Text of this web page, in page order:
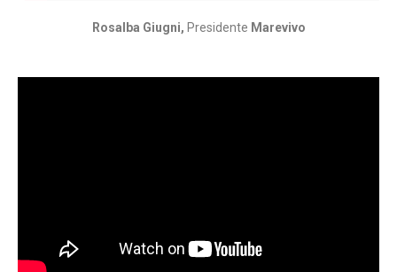
Rosalba Giugni, Presidente Marevivo